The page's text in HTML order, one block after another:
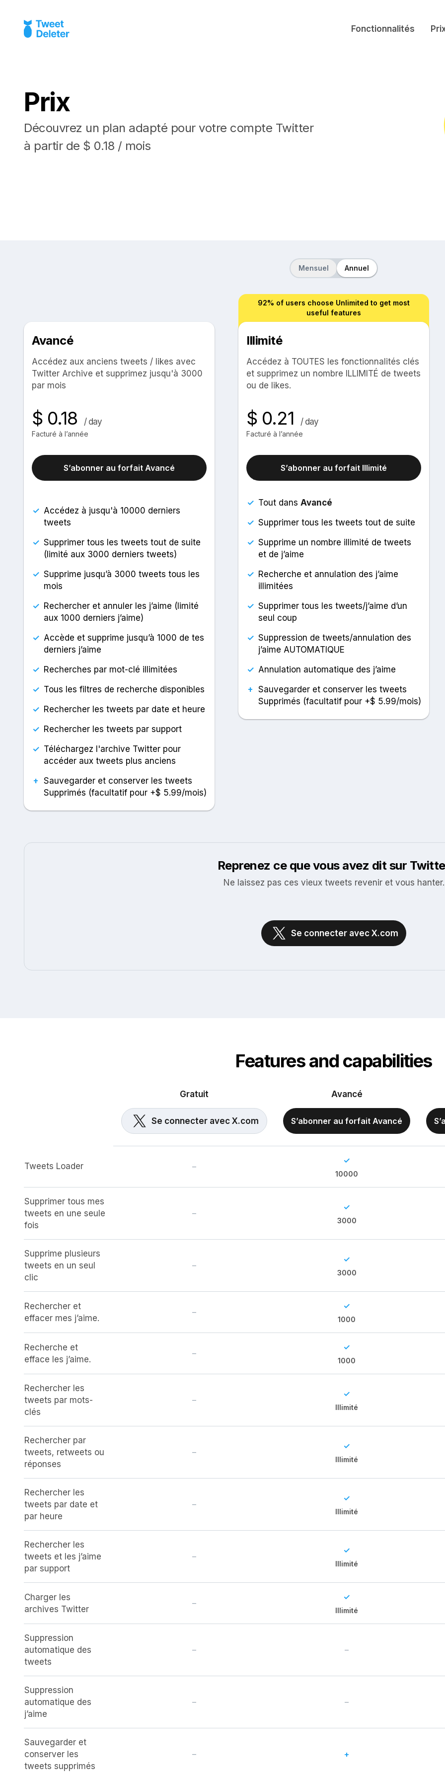
Fonctionnalités
Prix
Découvrez un plan adapté pour votre compte Twitter
à partir de $ 0.18 / mois
Mensuel Annuel
Avancé
Accédez aux anciens tweets / likes avec
Twitter Archive et supprimez jusqu'à 3000
par mois
$ 0.18 / day
Facturé à l’année
S’abonner au forfait Avancé
✓ Accédez à jusqu'à 10000 derniers
tweets
✓ Supprimer tous les tweets tout de suite
(limité aux 3000 derniers tweets)
✓ Supprime jusqu’à 3000 tweets tous les
mois
✓ Rechercher et annuler les j’aime (limité
aux 1000 derniers j’aime)
✓ Accède et supprime jusqu’à 1000 de tes
derniers j’aime
✓ Recherches par mot-clé illimitées
✓ Tous les filtres de recherche disponibles
✓ Rechercher les tweets par date et heure
✓ Rechercher les tweets par support
✓ Téléchargez l'archive Twitter pour
accéder aux tweets plus anciens
+ Sauvegarder et conserver les tweets
Supprimés (facultatif pour +$ 5.99/mois)
92% of users choose Unlimited to get most
useful features
Illimité
Accédez à TOUTES les fonctionnalités clés
et supprimez un nombre ILLIMITÉ de tweets
ou de likes.
$ 0.21 / day
Facturé à l’année
S’abonner au forfait Illimité
✓ Tout dans Avancé
✓ Supprimer tous les tweets tout de suite
✓ Supprime un nombre illimité de tweets
et de j’aime
✓ Recherche et annulation des j’aime
illimitées
✓ Supprimer tous les tweets/j’aime d’un
seul coup
✓ Suppression de tweets/annulation des
j’aime AUTOMATIQUE
✓ Annulation automatique des j’aime
+ Sauvegarder et conserver les tweets
Supprimés (facultatif pour +$ 5.99/mois)
Reprenez ce que vous avez dit sur
Ne laissez pas ces vieux tweets revenir et vous hanter.
Se connecter avec X.com
Features and capabilities
Gratuit
Se connecter avec X.com
Avancé
S’abonner au forfait Avancé
Tweets Loader –
✓
10000
Supprimer tous mes
tweets en une seule
fois
–
✓
3000
Supprime plusieurs
tweets en un seul
clic
–
✓
3000
Rechercher et
effacer mes j’aime.
–
✓
1000
Recherche et
efface les j’aime.
–
✓
1000
Rechercher les
tweets par mots-
clés
–
✓
Illimité
Rechercher par
tweets, retweets ou
réponses
–
✓
Illimité
Rechercher les
tweets par date et
par heure
–
✓
Illimité
Rechercher les
tweets et les j’aime
par support
–
✓
Illimité
Charger les
archives Twitter
–
✓
Illimité
Suppression
automatique des
tweets
– –
Suppression
automatique des
j’aime
– –
Sauvegarder et
conserver les
tweets supprimés
– +